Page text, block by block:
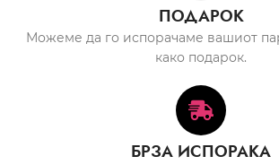
ПОДАРОК
Можеме да го испорачаме вашиот
како подарок.
БРЗА ИСПОРАКА